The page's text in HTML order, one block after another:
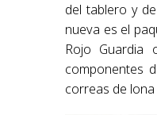
del tablero y
nueva es el
Rojo Guardia
componentes
correas de